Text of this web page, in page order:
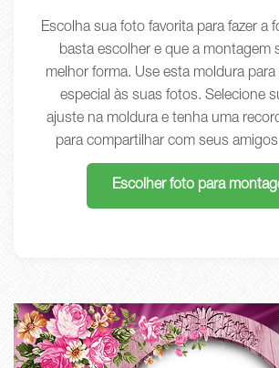
Escolha sua foto favorita para fazer a
basta escolher e que a montagem
melhor forma. Use esta moldura
especial às suas fotos. Selecione
ajuste na moldura e tenha uma
para compartilhar com seus amigos
Escolher foto para